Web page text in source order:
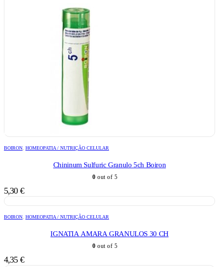
BOIRON HOMEOPATIA / NUTRIÇÃO CELULAR
Chininum Sulfuric Granulo 5ch Boiron
0 out of 5
5,30 €
BOIRON HOMEOPATIA / NUTRIÇÃO CELULAR
IGNATIA AMARA GRANULOS 30 CH
0 out of 5
4,35 €